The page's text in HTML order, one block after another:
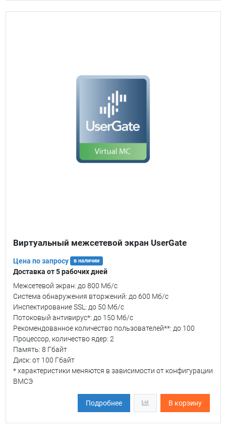
Виртуальный межсетевой экран UserGate
Цена по запросу в наличии
Доставка от 5 рабочих дней
Межсетевой экран: до 800 Мб/c
Система обнаружения вторжений: до 600 Мб/c
Инспектирование SSL: до 50 Мб/с
Потоковый антивирус*: до 150 Мб/с
Рекомендованное количество пользователей**: до 100
Процессор, количество ядер: 2
Память: 8 Гбайт
Диск: от 100 Гбайт
* характеристики меняются в зависимости от конфигурации
ВМСЭ
Подробнее В корзину